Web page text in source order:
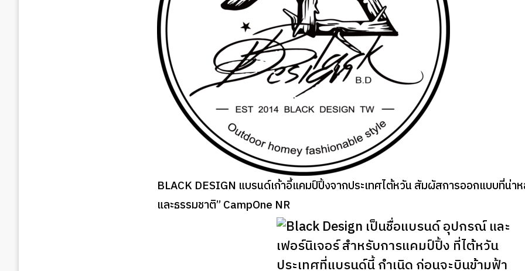
BLACK DESIGN แบรนด์เก้าอี้แคมป์ปิ้งจากประเทศไต้หวัน สัมผัสการออกแบบที่น่า
และธรรมชาติ” CampOne NR